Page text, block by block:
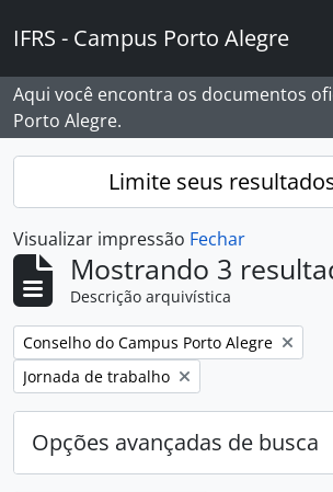
IFRS - Campus Porto Alegre
Aqui você encontra os documentos
Porto Alegre.
Limite seus
Visualizar impressão Fechar
Mostrando 3
Descrição arquivística
Remover filtro:
Conselho do Campus Porto Alegre
Remover filtro:
Jornada de trabalho
Opções avançadas de busca